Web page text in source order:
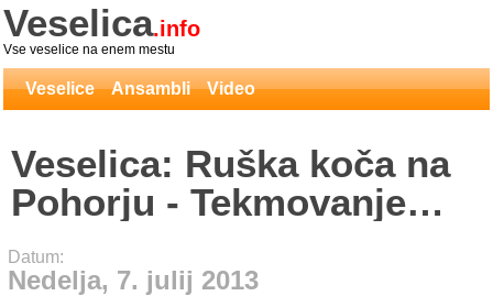
Veselica.info
Vse veselice na enem mestu
Veselice Ansambli Video
Veselica: Ruška koča na
Pohorju - Tekmovanje
harmonikarjev
Datum:
Nedelja, 7. julij 2013